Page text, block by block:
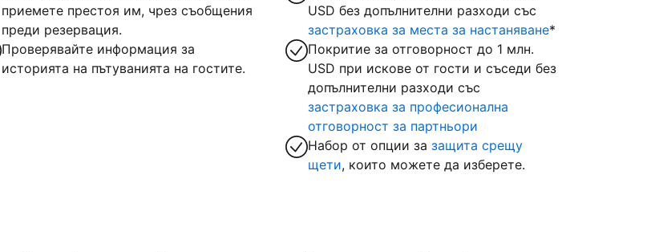
приемете престоя им, чрез съобщения
преди резервация.
Проверявайте информация за
историята на пътуванията на гостите.
USD без допълнителни разходи със
застраховка за места за настаняване*
Покритие за отговорност до 1 млн.
USD при искове от гости и съседи без
допълнителни разходи със
застраховка за професионална
отговорност за партньори
Набор от опции зазащита срещу
щети, които можете да изберете.